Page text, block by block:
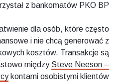
z bankomatów PKO BP.
dla osób, które często
i nie chcą generować z
kosztów. Transakcje są
między Steve Neeson –
kontami osobistymi klientów